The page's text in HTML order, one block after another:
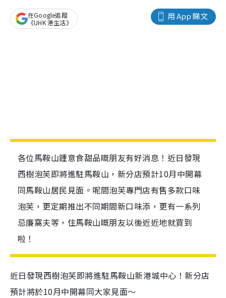
用 App 睇文
在Google追蹤
《UHK 港生活》
各位馬鞍山鍾意食甜品嘅朋友有好消息！近日發現
西樹泡芙即將進駐馬鞍山，新分店預計10月中開幕
同馬鞍山居民見面。呢間泡芙專門店有售多款口味
泡芙，更定期推出不同期間新口味添，更有一系列
忌廉窩夫等，住馬鞍山嘅朋友以後近近地就買到
啦！
近日發現西樹泡芙即將進駐馬鞍山新港城中心！新分店
預計將於10月中開幕同大家見面～